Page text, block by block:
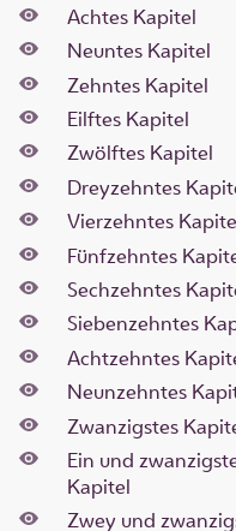
Achtes Kapitel
Neuntes Kapitel
Zehntes Kapitel
Eilftes Kapitel
Zwölftes Kapitel
Dreyzehntes
Vierzehntes
Fünfzehntes
Sechzehntes
Siebenzehntes
Achtzehntes
Neunzehntes
Zwanzigstes
Ein und
Kapitel
Zwey und